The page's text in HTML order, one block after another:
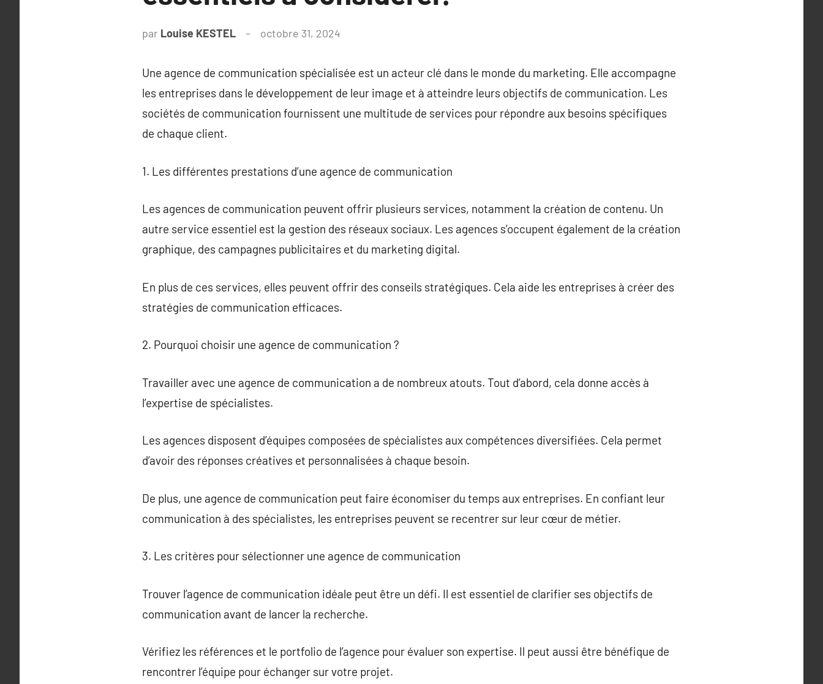
par Louise KESTEL octobre 31, 2024
Une agence de communication spécialisée est un acteur clé dans le monde du marketing. Elle accompagne
les entreprises dans le développement de leur image et à atteindre leurs objectifs de communication. Les
sociétés de communication fournissent une multitude de services pour répondre aux besoins spécifiques
de chaque client.
1. Les différentes prestations d’une agence de communication
Les agences de communication peuvent offrir plusieurs services, notamment la création de contenu. Un
autre service essentiel est la gestion des réseaux sociaux. Les agences s’occupent également de la création
graphique, des campagnes publicitaires et du marketing digital.
En plus de ces services, elles peuvent offrir des conseils stratégiques. Cela aide les entreprises à créer des
stratégies de communication efficaces.
2. Pourquoi choisir une agence de communication ?
Travailler avec une agence de communication a de nombreux atouts. Tout d’abord, cela donne accès à
l’expertise de spécialistes.
Les agences disposent d’équipes composées de spécialistes aux compétences diversifiées. Cela permet
d’avoir des réponses créatives et personnalisées à chaque besoin.
De plus, une agence de communication peut faire économiser du temps aux entreprises. En confiant leur
communication à des spécialistes, les entreprises peuvent se recentrer sur leur cœur de métier.
3. Les critères pour sélectionner une agence de communication
Trouver l’agence de communication idéale peut être un défi. Il est essentiel de clarifier ses objectifs de
communication avant de lancer la recherche.
Vérifiez les références et le portfolio de l’agence pour évaluer son expertise. Il peut aussi être bénéfique de
rencontrer l’équipe pour échanger sur votre projet.